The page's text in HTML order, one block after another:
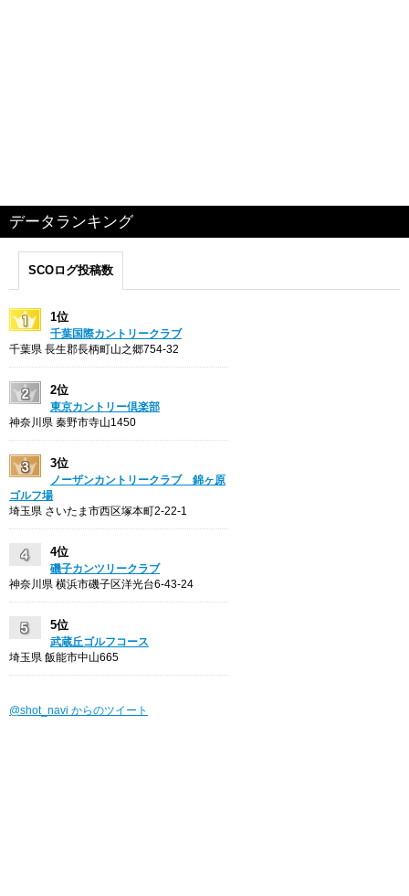
データランキング
SCOログ投稿数
1位
千葉国際カントリークラブ
千葉県 長生郡長柄町山之郷754-32
2位
東京カントリー倶楽部
神奈川県 秦野市寺山1450
3位
ノーザンカントリークラブ 錦ヶ原
ゴルフ場
埼玉県 さいたま市西区塚本町2-22-1
4位
磯子カンツリークラブ
神奈川県 横浜市磯子区洋光台6-43-24
5位
武蔵丘ゴルフコース
埼玉県 飯能市中山665
@shot_navi からのツイート